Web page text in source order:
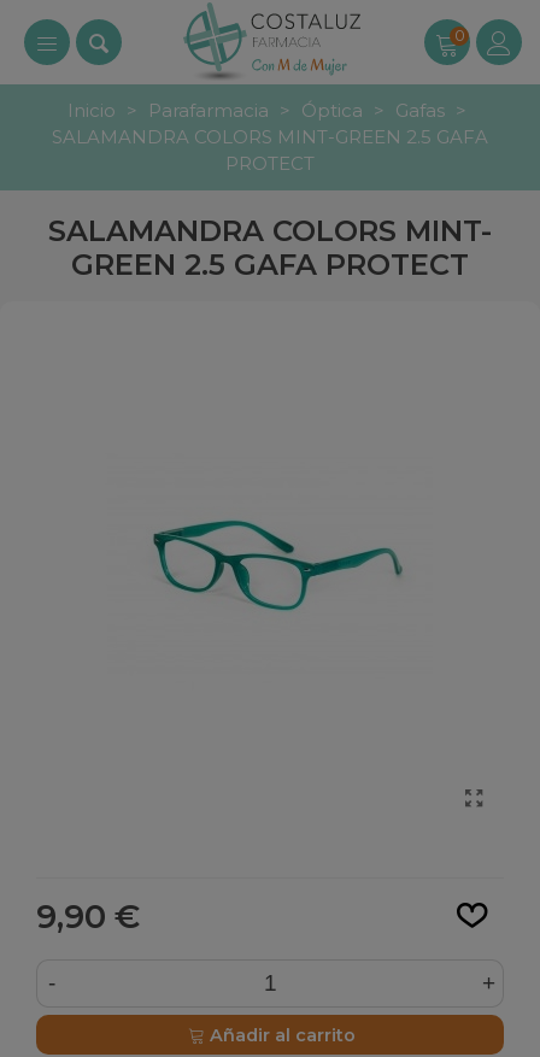
0
Inicio > Parafarmacia > Óptica > Gafas >
SALAMANDRA COLORS MINT-GREEN 2.5 GAFA
PROTECT
SALAMANDRA COLORS MINT-
GREEN 2.5 GAFA PROTECT
9,90 €
- +
Añadir al carrito